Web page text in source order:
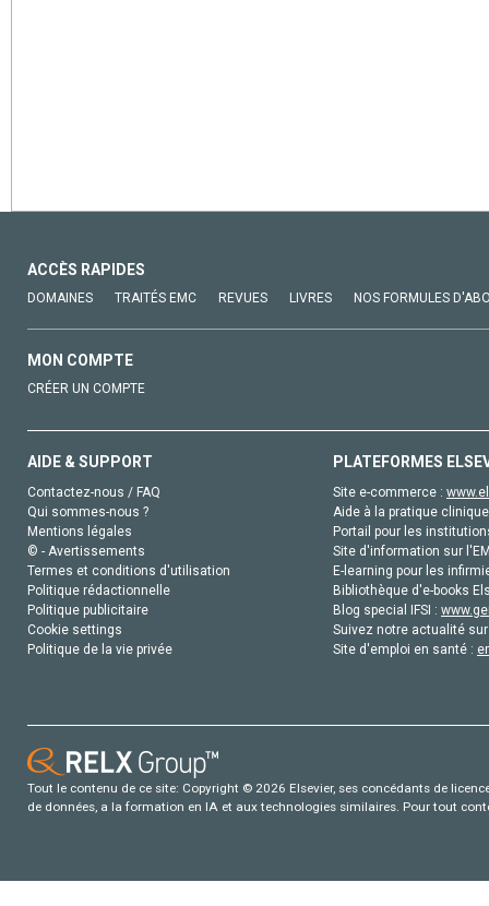
ACCÈS RAPIDES
DOMAINES TRAITÉS EMC REVUES LIVRES NOS FORMULES
MON COMPTE
CRÉER UN COMPTE
AIDE & SUPPORT
Contactez-nous / FAQ
Qui sommes-nous ?
Mentions légales
© - Avertissements
Termes et conditions d'utilisation
Politique rédactionnelle
Politique publicitaire
Cookie settings
Politique de la vie privée
PLATEFORMES
Site e-commerce :
Aide à la pratique
Portail pour les
Site d'information sur
E-learning pour les
Bibliothèque d'e-books
Blog special IFSI :
Suivez notre actualité
Site d'emploi en santé :
Tout le contenu de ce site: Copyright © 2026 Elsevier, ses concédants de
de données, a la formation en IA et aux technologies similaires. Pour tout